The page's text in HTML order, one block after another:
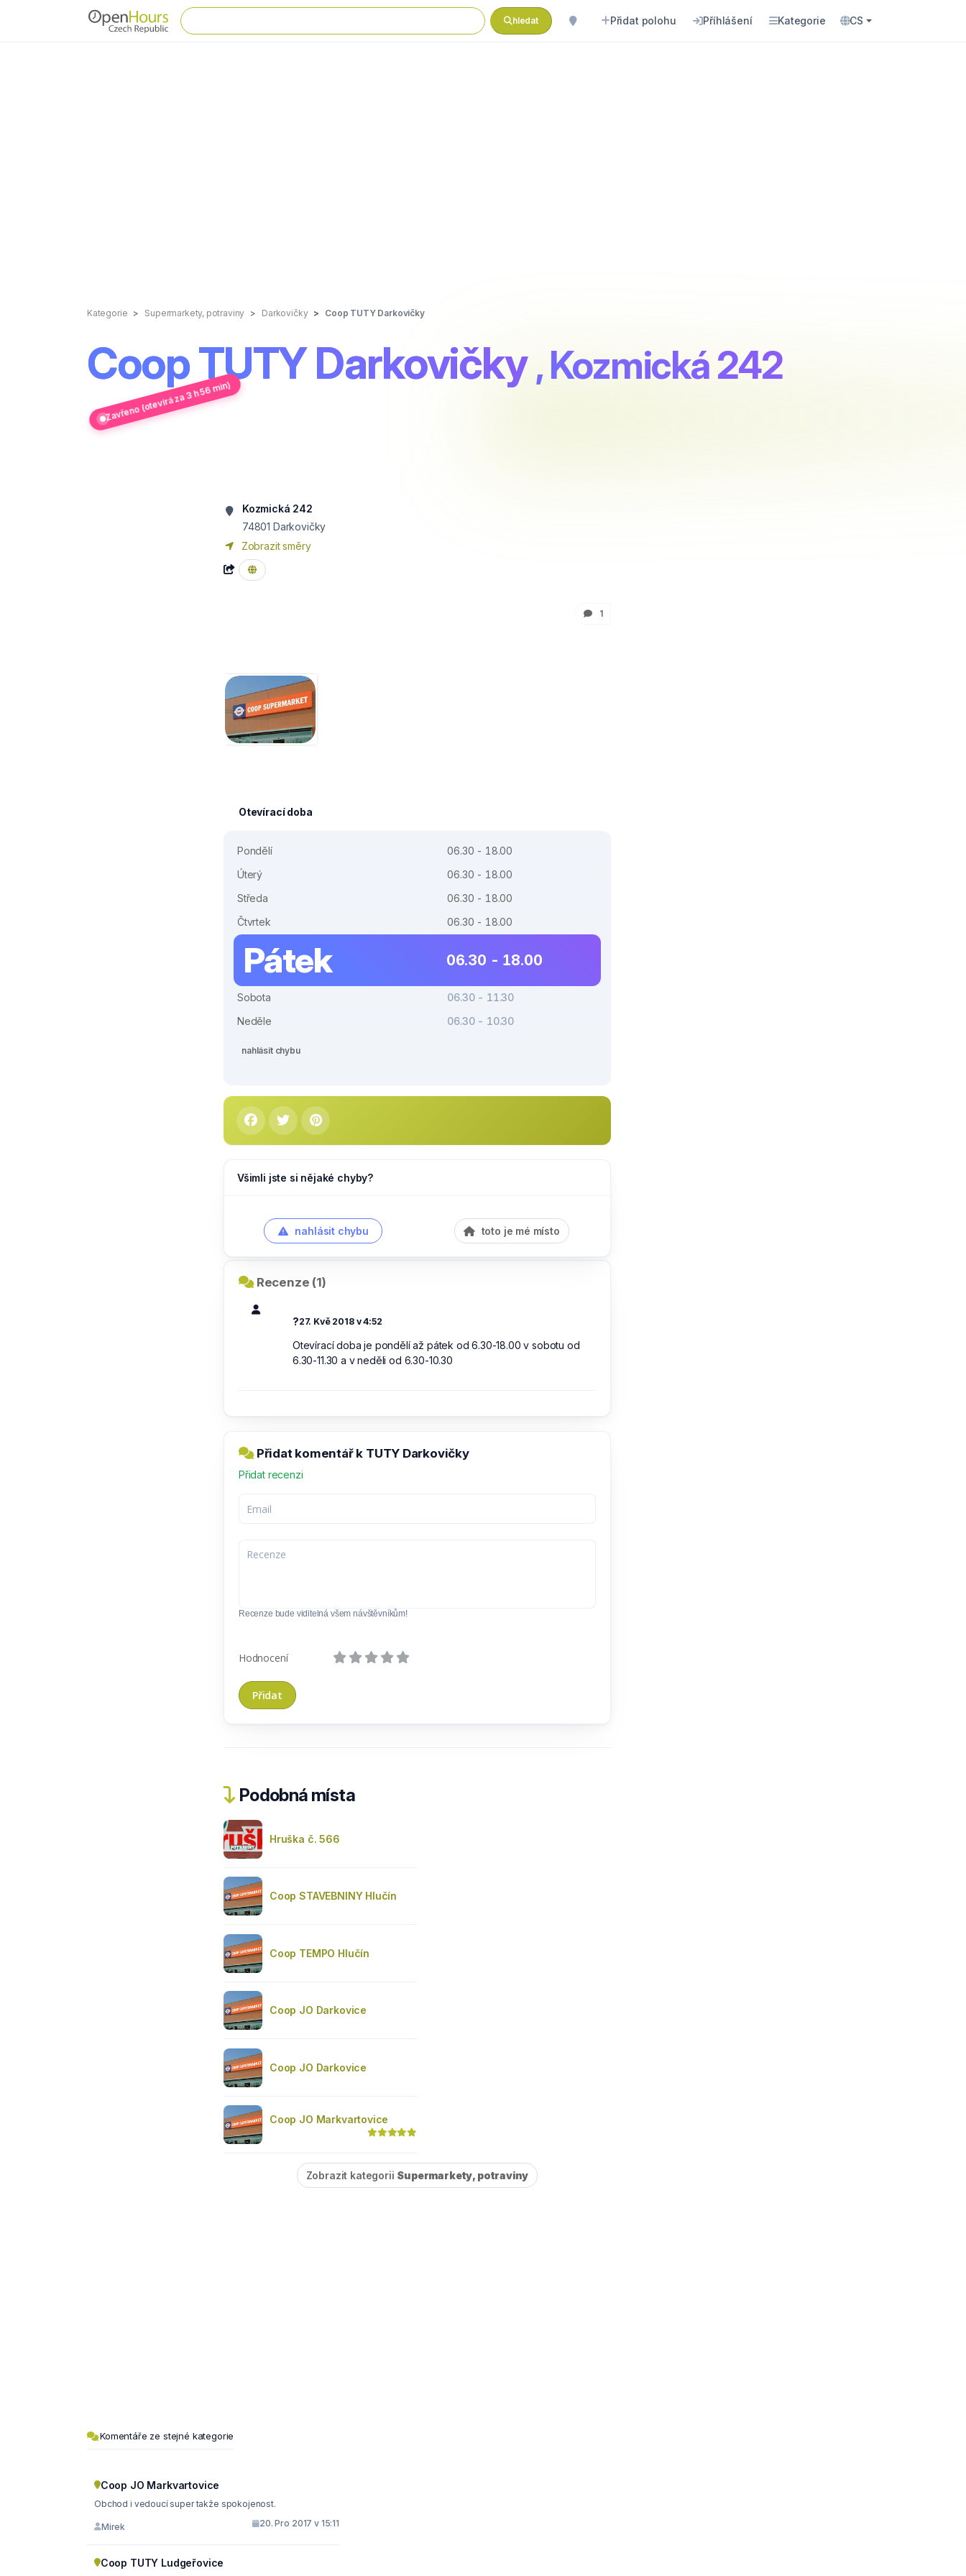
hledat Přidat polohu Příhlášení Kategorie CS
Kategorie Supermarkety, potraviny Darkovičky Coop TUTY Darkovičky
Coop TUTY Darkovičky , Kozmická 242
Zavřeno (otevírá za 3 h 56 min)
Kozmická 242
74801 Darkovičky
Zobrazit směry
1
Otevírací doba
Pondělí
06.30 - 18.00
Úterý
06.30 - 18.00
Středa
06.30 - 18.00
Čtvrtek
06.30 - 18.00
Pátek 06.30 - 18.00
Sobota
06.30 - 11.30
Neděle
06.30 - 10.30
nahlásit chybu
Všimli jste si nějaké chyby?
nahlásit chybu toto je mé místo
Recenze (1)
?27. Kvě 2018 v 4:52
Otevírací doba je pondělí až pátek od 6.30-18.00 v sobotu od
6.30-11.30 a v neděli od 6.30-10.30
Přidat komentář k TUTY Darkovičky
Přidat recenzi
Recenze bude viditelná všem návštěvníkům!
Hodnocení
Podobná místa
Hruška č. 566
Coop STAVEBNINY Hlučín
Coop TEMPO Hlučín
Coop JO Darkovice
Coop JO Darkovice
Coop JO Markvartovice
Zobrazit kategorii Supermarkety, potraviny
Komentáře ze stejné kategorie
Coop JO Markvartovice
Obchod i vedoucí super takže spokojenost.
Mirek 20. Pro 2017 v 15:11
Coop TUTY Ludgeřovice